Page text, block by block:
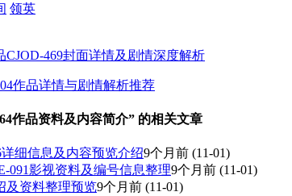
领英
CJOD-469封面详情及剧情深度解析
作品详情与剧情解析推荐
作品资料及内容简介” 的相关文章
细信息及内容预览介绍9个月前 (11-01)
091影视资料及编号信息整理9个月前 (11-01)
及资料整理预览9个月前 (11-01)